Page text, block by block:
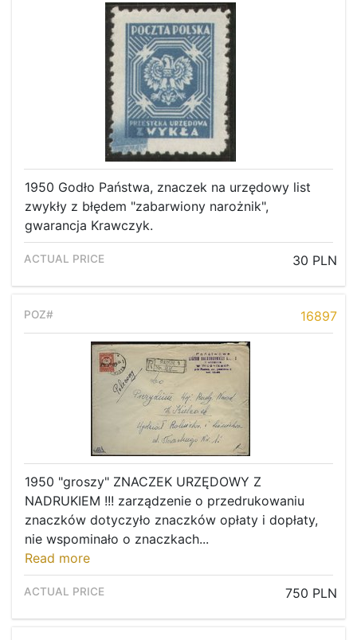
1950 Godło Państwa, znaczek na urzędowy list
zwykły z błędem "zabarwiony narożnik",
gwarancja Krawczyk.
30 PLN
16897
1950 "groszy" ZNACZEK URZĘDOWY Z
NADRUKIEM !!! zarządzenie o przedrukowaniu
znaczków dotyczyło znaczków opłaty i dopłaty,
nie wspominało o znaczkach...
Read more
750 PLN